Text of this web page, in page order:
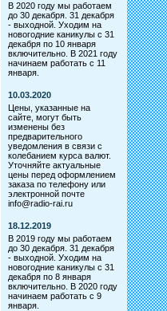
В 2020 году мы работаем
до 30 декабря. 31 декабря
- выходной. Уходим на
новогодние каникулы с 31
декабря по 10 января
включительно. В 2021 году
начинаем работать с 11
января.
10.03.2020
Цены, указанные на
сайте, могут быть
изменены без
предварительного
уведомления в связи с
колебанием курса валют.
Уточняйте актуальные
цены перед оформлением
заказа по телефону или
электронной почте
info@radio-rai.ru
18.12.2019
В 2019 году мы работаем
до 30 декабря. 31 декабря
- выходной. Уходим на
новогодние каникулы с 31
декабря по 8 января
включительно. В 2020 году
начинаем работать с 9
января.